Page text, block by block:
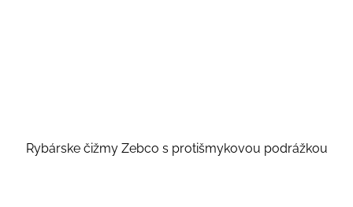
Rybárske čižmy Zebco s protišmykovou podrážkou